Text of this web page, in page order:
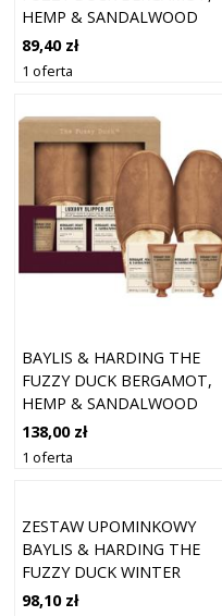
HEMP & SANDALWOOD
ZESTAW UPOMINKOWY DLA
MĘŻCZYZN
89,40 zł
1 oferta
BAYLIS & HARDING THE
FUZZY DUCK BERGAMOT,
HEMP & SANDALWOOD
ZESTAW UPOMINKOWY DLA
MĘŻCZYZN
138,00 zł
1 oferta
ZESTAW UPOMINKOWY
BAYLIS & HARDING THE
FUZZY DUCK WINTER
WONDERLAND (DO
98,10 zł